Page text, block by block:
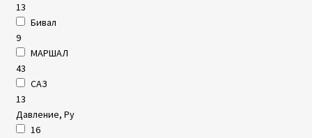
13
Бивал
9
МАРШАЛ
43
САЗ
13
Давление, Ру
16